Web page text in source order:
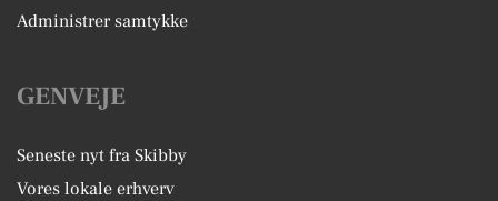
Administrer samtykke
GENVEJE
Seneste nyt fra Skibby
Vores lokale erhverv